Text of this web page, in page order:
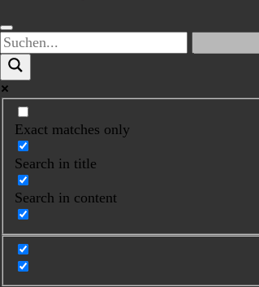
Exact matches only
Search in title
Search in content